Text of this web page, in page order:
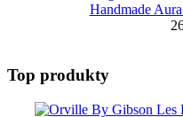
Handmade
Top produkty